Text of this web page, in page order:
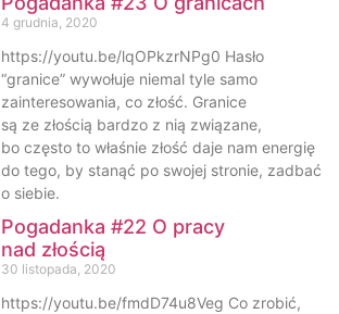
4 grudnia, 2020
https://youtu.be/lqOPkzrNPg0 Hasło
“granice” wywołuje niemal tyle samo
zainteresowania, co złość. Granice
są ze złością bardzo z nią związane,
bo często to właśnie złość daje nam energię
do tego, by stanąć po swojej stronie, zadbać
o siebie.
Pogadanka #22 O pracy
nad złością
30 listopada, 2020
https://youtu.be/fmdD74u8Veg Co zrobić,